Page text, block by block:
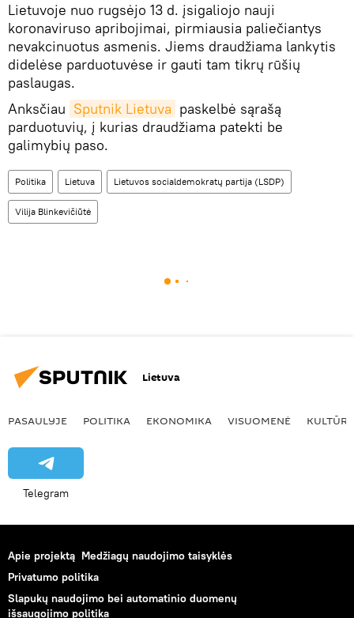
Lietuvoje nuo rugsėjo 13 d. įsigaliojo nauji
koronaviruso apribojimai, pirmiausia paliečiantys
nevakcinuotus asmenis. Jiems draudžiama lankytis
didelėse parduotuvėse ir gauti tam tikrų rūšių
paslaugas.
Anksčiau Sputnik Lietuva paskelbė sąrašą
parduotuvių, į kurias draudžiama patekti be
galimybių paso.
Politika Lietuva Lietuvos socialdemokratų partija (LSDP)
Vilija Blinkevičiūtė
Lietuva
PASAULYJE POLITIKA EKONOMIKA VISUOMENĖ KULTŪRA
Telegram
Apie projektą Medžiagų naudojimo taisyklės
Privatumo politika
Slapukų naudojimo bei automatinio duomenų
išsaugojimo politika